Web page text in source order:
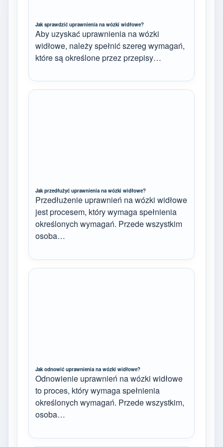
Jak sprawdzić uprawnienia na wózki widłowe?
Aby uzyskać uprawnienia na wózki
widłowe, należy spełnić szereg wymagań,
które są określone przez przepisy…
Jak przedłużyć uprawnienia na wózki widłowe?
Przedłużenie uprawnień na wózki widłowe
jest procesem, który wymaga spełnienia
określonych wymagań. Przede wszystkim
osoba…
Jak odnowić uprawnienia na wózki widłowe?
Odnowienie uprawnień na wózki widłowe
to proces, który wymaga spełnienia
określonych wymagań. Przede wszystkim,
osoba…